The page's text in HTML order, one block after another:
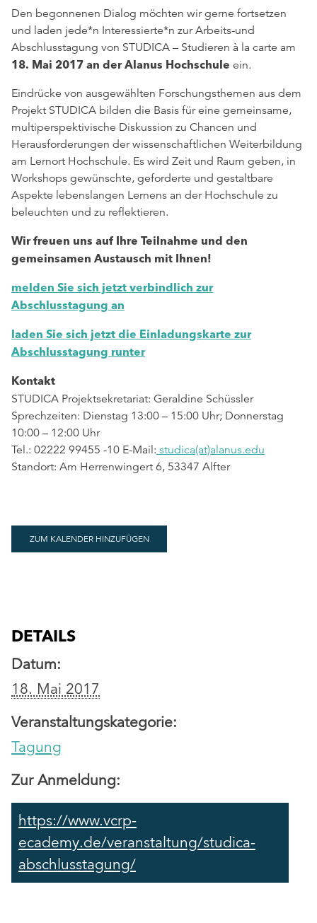
Den begonnenen Dialog möchten wir gerne fortsetzen
und laden jede*n Interessierte*n zur Arbeits-und
Abschlusstagung von STUDICA – Studieren à la carte am
18. Mai 2017 an der Alanus Hochschule ein.
Eindrücke von ausgewählten Forschungsthemen aus dem
Projekt STUDICA bilden die Basis für eine gemeinsame,
multiperspektivische Diskussion zu Chancen und
Herausforderungen der wissenschaftlichen Weiterbildung
am Lernort Hochschule. Es wird Zeit und Raum geben, in
Workshops gewünschte, geforderte und gestaltbare
Aspekte lebenslangen Lernens an der Hochschule zu
beleuchten und zu reflektieren.
Wir freuen uns auf Ihre Teilnahme und den
gemeinsamen Austausch mit Ihnen!
melden Sie sich jetzt verbindlich zur
Abschlusstagung an
laden Sie sich jetzt die Einladungskarte zur
Abschlusstagung runter
Kontakt
STUDICA Projektsekretariat: Geraldine Schüssler
Sprechzeiten: Dienstag 13:00 – 15:00 Uhr; Donnerstag
10:00 – 12:00 Uhr
Tel.: 02222 99455 -10 E-Mail: studica(at)alanus.edu
Standort: Am Herrenwingert 6, 53347 Alfter
ZUM KALENDER HINZUFÜGEN
DETAILS
Datum:
18. Mai 2017
Veranstaltungskategorie:
Tagung
Zur Anmeldung:
https://www.vcrp-
ecademy.de/veranstaltung/studica-
abschlusstagung/